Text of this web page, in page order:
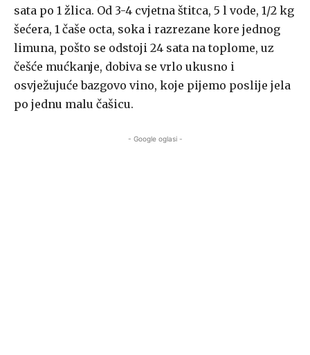
sata po 1 žlica. Od 3-4 cvjetna štitca, 5 l vode, 1/2 kg
šećera, 1 čaše octa, soka i razrezane kore jednog
limuna, pošto se odstoji 24 sata na toplome, uz
češće mućkanje, dobiva se vrlo ukusno i
osvježujuće bazgovo vino, koje pijemo poslije jela
po jednu malu čašicu.
- Google oglasi -